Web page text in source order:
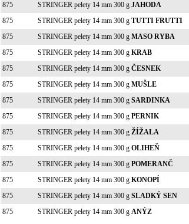
875
STRINGER pelety 14 mm 300 g JAHODA
875
STRINGER pelety 14 mm 300 g TUTTI FRUTTI
875
STRINGER pelety 14 mm 300 g MASO RYBA
875
STRINGER pelety 14 mm 300 g KRAB
875
STRINGER pelety 14 mm 300 g ČESNEK
875
STRINGER pelety 14 mm 300 g MUŠLE
875
STRINGER pelety 14 mm 300 g SARDINKA
875
STRINGER pelety 14 mm 300 g PERNIK
875
STRINGER pelety 14 mm 300 g ŽÍŽALA
875
STRINGER pelety 14 mm 300 g OLIHEŇ
875
STRINGER pelety 14 mm 300 g POMERANČ
875
STRINGER pelety 14 mm 300 g KONOPÍ
875
STRINGER pelety 14 mm 300 g SLADKÝ SEN
875
STRINGER pelety 14 mm 300 g ANÝZ